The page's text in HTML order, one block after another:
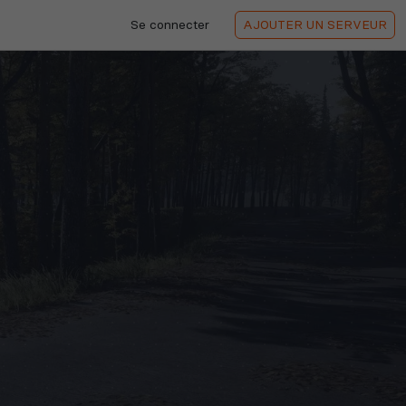
Se connecter AJOUTER UN SERVEUR